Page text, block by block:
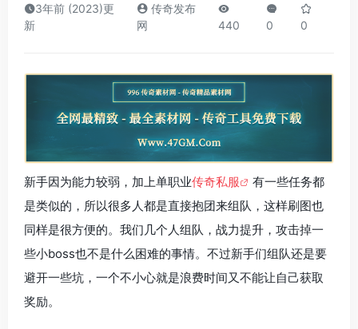
3年前 (2023)更
新
传奇发布
网
440 0 0
新手因为能力较弱，加上单职业传奇私服
有一些任务都
是类似的，所以很多人都是直接抱团来组队，这样刷图也
同样是很方便的。我们几个人组队，战力提升，攻击掉一
些小boss也不是什么困难的事情。不过新手们组队还是要
避开一些坑，一个不小心就是浪费时间又不能让自己获取
奖励。